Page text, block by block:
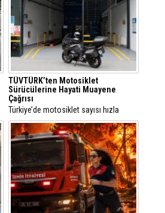
TÜVTÜRK’ten Motosiklet
Sürücülerine Hayati Muayene
Çağrısı
Türkiye’de motosiklet sayısı hızla
artarken, trafikteki payı yüzde 21’i aşan
bu araçlarda düzenli teknik kontrollerin
önemi de giderek artıyor.